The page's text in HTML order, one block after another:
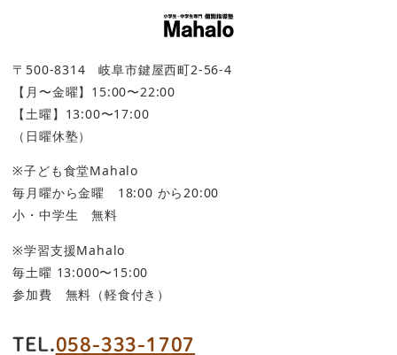
〒500-8314 岐阜市鍵屋西町2-56-4
【月〜金曜】15:00〜22:00
【土曜】13:00〜17:00
（日曜休塾）
※子ども食堂Mahalo
毎月曜から金曜 18:00 から20:00
小・中学生 無料
※学習支援Mahalo
毎土曜 13:000〜15:00
参加費 無料（軽食付き）
TEL.058-333-1707